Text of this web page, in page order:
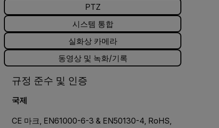
PTZ
시스템 통합
실화상 카메라
동영상 및 녹화/기록
규정 준수 및 인증
국제
CE 마크, EN61000-6-3 & EN50130-4, RoHS,